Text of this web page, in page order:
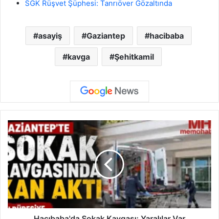
SGK Rüşvet Şüphesi: Tanrıöver Gözaltında
asayiş Gaziantep hacibaba
kavga Şehitkamil
H
a
c
ı
b
a
b
a
'